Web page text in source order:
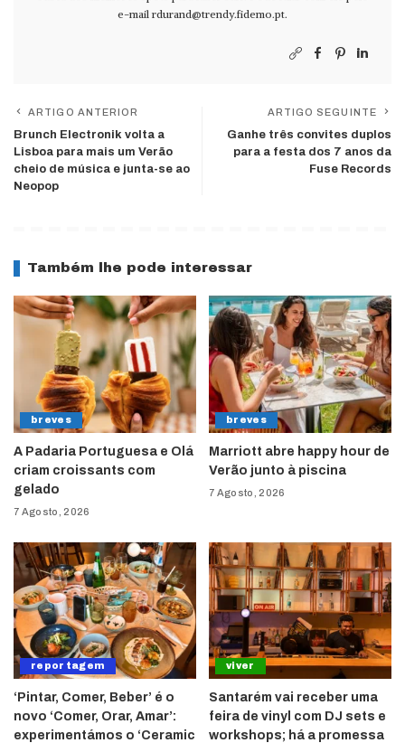
e-mail rdurand@trendy.fidemo.pt.
ARTIGO ANTERIOR
Brunch Electronik volta a
Lisboa para mais um Verão
cheio de música e junta-se ao
Neopop
ARTIGO SEGUINTE
Ganhe três convites duplos
para a festa dos 7 anos da
Fuse Records
Também lhe pode interessar
breves
A Padaria Portuguesa e Olá
criam croissants com
gelado
7 Agosto, 2026
breves
Marriott abre happy hour de
Verão junto à piscina
7 Agosto, 2026
reportagem
‘Pintar, Comer, Beber’ é o
novo ‘Comer, Orar, Amar’:
experimentámos o ‘Ceramic
viver
Santarém vai receber uma
feira de vinyl com DJ sets e
workshops; há a promessa